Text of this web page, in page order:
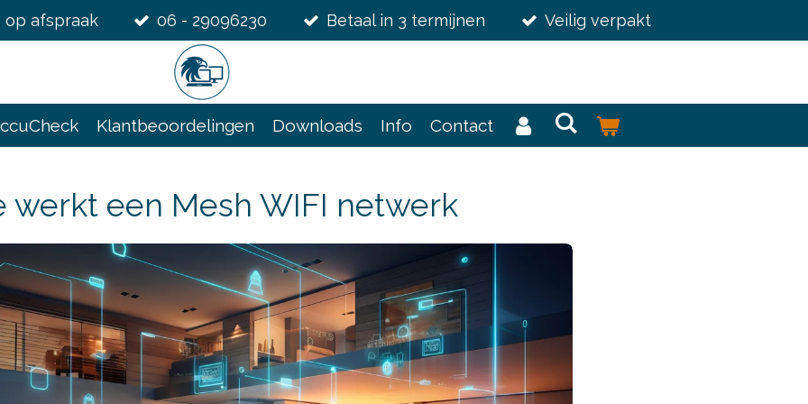
op afspraak 06 - 29096230 Betaal in 3 termijnen Veilig verpakt
Klantbeoordelingen Downloads Info Contact
werkt een Mesh WIFI netwerk